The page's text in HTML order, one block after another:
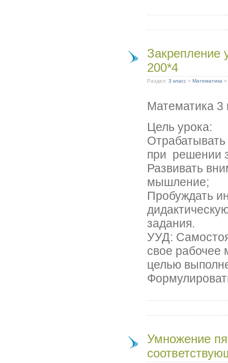
Закрепление
200*4
Раздел: 3 класс » Математика »
Математика 3
Цель урока:
при решении
Развивать
мышление;
Пробуждать
УУД:
свое рабочее
целью
Умножение